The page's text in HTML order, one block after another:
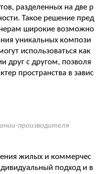
разделенных на две р
Такое решение пред
широкие возможно
уникальных компози
использоваться как
друг с другом, позволя
пространства в завис
производителя
жилых и коммерчес
подход и в